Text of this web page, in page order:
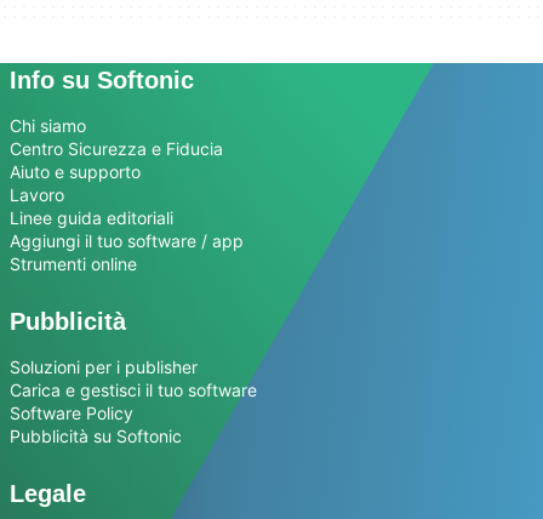
Info su Softonic
Chi siamo
Centro Sicurezza e Fiducia
Aiuto e supporto
Lavoro
Linee guida editoriali
Aggiungi il tuo software / app
Strumenti online
Pubblicità
Soluzioni per i publisher
Carica e gestisci il tuo software
Software Policy
Pubblicità su Softonic
Legale